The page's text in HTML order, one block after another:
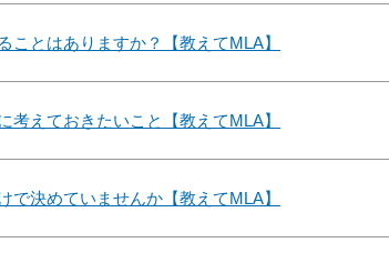
とはありますか？【教えてMLA】
えておきたいこと【教えてMLA】
決めていませんか【教えてMLA】